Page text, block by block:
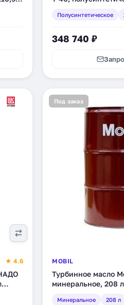
Полусинтетическое
348 740 ₽
★ 4.6
Под заказ
MOBIL
Турбинное масло
минеральное, 208
Минеральное 208 л